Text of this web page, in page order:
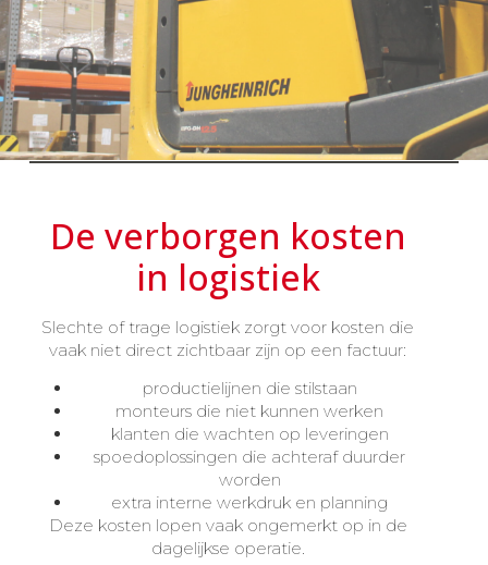
De verborgen kosten
in logistiek
Slechte of trage logistiek zorgt voor kosten die
vaak niet direct zichtbaar zijn op een factuur:
productielijnen die stilstaan
monteurs die niet kunnen werken
klanten die wachten op leveringen
spoedoplossingen die achteraf duurder
worden
extra interne werkdruk en planning
Deze kosten lopen vaak ongemerkt op in de
dagelijkse operatie.